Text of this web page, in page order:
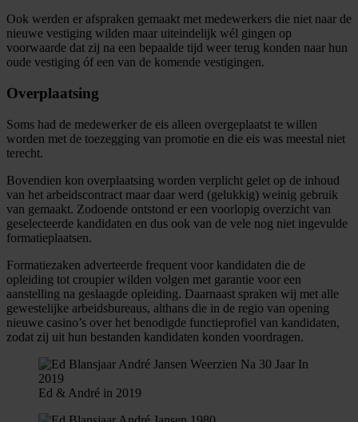
Ook werden er afspraken gemaakt met medewerkers die niet naar de
nieuwe vestiging wilden maar uiteindelijk wél gingen op
voorwaarde dat zij na een bepaalde tijd weer terug konden naar hun
oude vestiging óf een van de komende vestigingen.
Overplaatsing
Soms had de medewerker de eis alleen overgeplaatst te willen
worden met de toezegging van promotie en die eis was meestal niet
terecht.
Bovendien kon overplaatsing worden verplicht gelet op de inhoud
van het arbeidscontract maar daar werd (gelukkig) weinig gebruik
van gemaakt. Zodoende ontstond er een voorlopig overzicht van
geselecteerde kandidaten en dus ook van de vele nog niet ingevulde
formatieplaatsen.
Formatiezaken adverteerde frequent voor kandidaten die de
opleiding tot croupier wilden volgen met garantie voor een
aanstelling na geslaagde opleiding. Daarnaast spraken wij met alle
gewestelijke arbeidsbureaus, althans die in de regio van opening
nieuwe casino’s over het benodigde functieprofiel van kandidaten,
zodat zij uit hun bestanden kandidaten konden voordragen.
Ed & André in 2019